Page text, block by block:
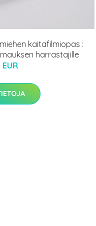
kaitafilmiopas :
harrastajille
EUR